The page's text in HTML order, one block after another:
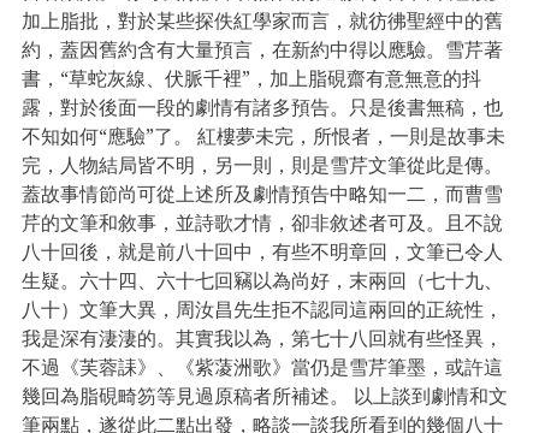
加上脂批，對於某些探佚紅學家而言，就彷彿聖經中的舊
約，蓋因舊約含有大量預言，在新約中得以應驗。雪芹著
書，“草蛇灰線、伏脈千裡”，加上脂硯齋有意無意的抖
露，對於後面一段的劇情有諸多預告。只是後書無稿，也
不知如何“應驗”了。 紅樓夢未完，所恨者，一則是故事未
完，人物結局皆不明，另一則，則是雪芹文筆從此是傳。
蓋故事情節尚可從上述所及劇情預告中略知一二，而曹雪
芹的文筆和敘事，並詩歌才情，卻非敘述者可及。且不說
八十回後，就是前八十回中，有些不明章回，文筆已令人
生疑。六十四、六十七回竊以為尚好，末兩回（七十九、
八十）文筆大異，周汝昌先生拒不認同這兩回的正統性，
我是深有淒淒的。其實我以為，第七十八回就有些怪異，
不過《芙蓉誄》、《紫蓤洲歌》當仍是雪芹筆墨，或許這
幾回為脂硯畸笏等見過原稿者所補述。 以上談到劇情和文
筆兩點，遂從此二點出發，略談一談我所看到的幾個八十